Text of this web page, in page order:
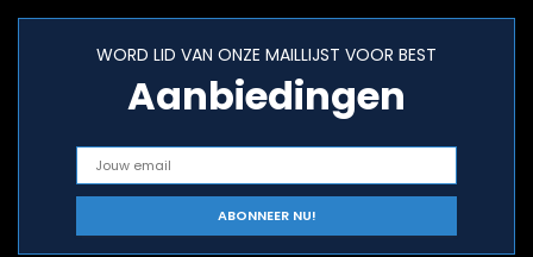
WORD LID VAN ONZE MAILLIJST VOOR BEST
Aanbiedingen